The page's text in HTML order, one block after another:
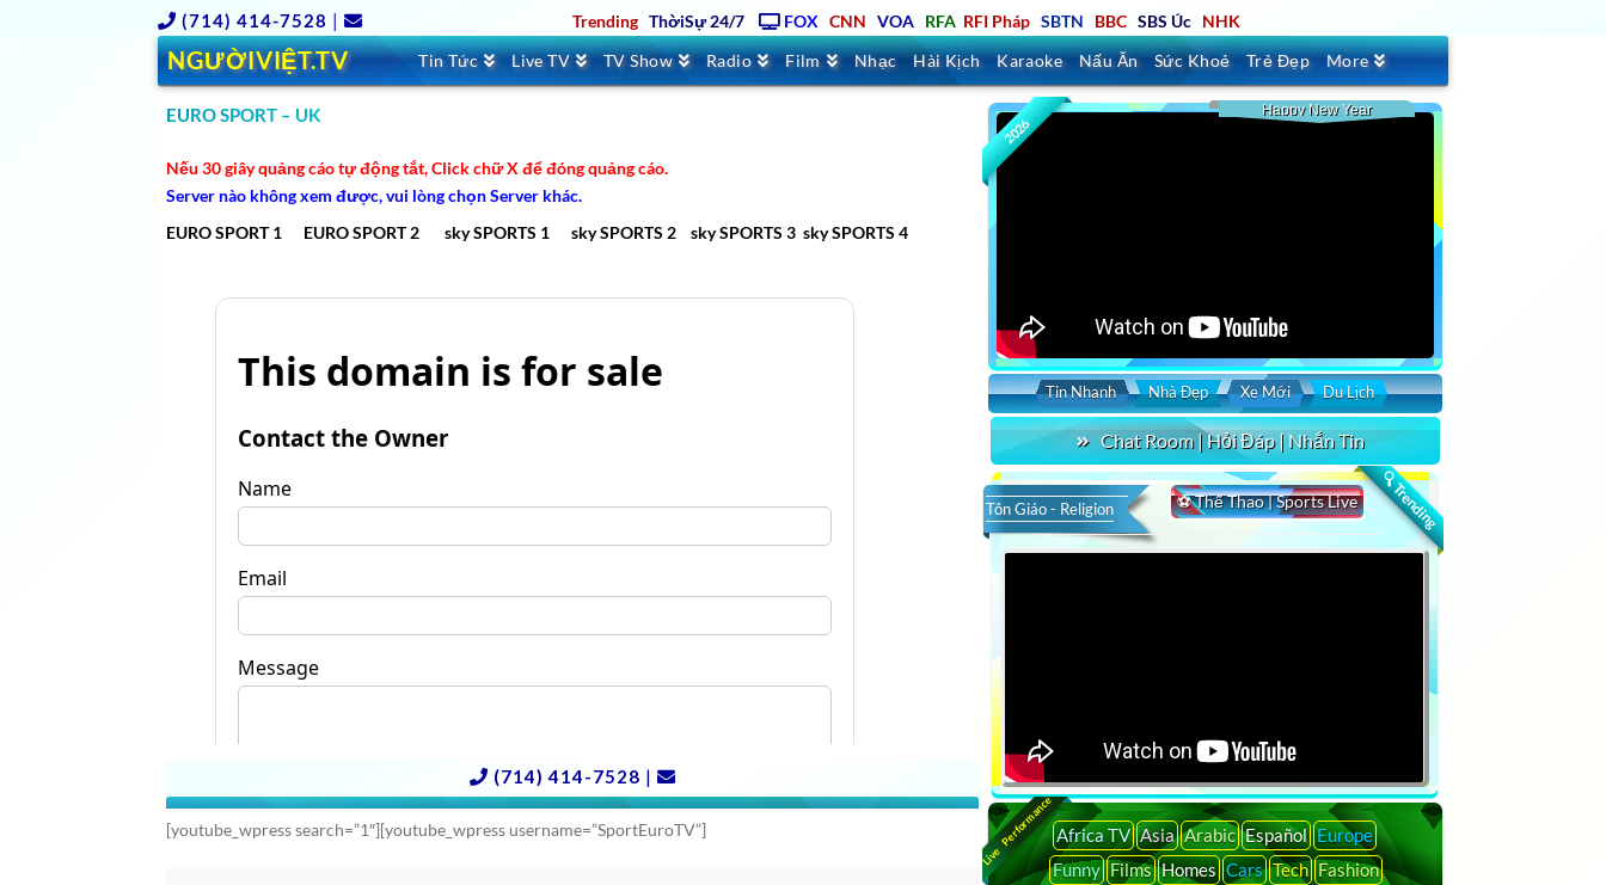
(714) 414-7528 | Trending ThờiSự 24/7 FOX CNN VOA RFA RFI Pháp SBTN BBC SBS Úc NHK
NGƯỜIVIỆT.TV Tin Tức Live TV TV Show Radio Film Nhạc Hài Kịch Karaoke Nấu Ăn Sức Khoẻ Trẻ Đẹp More
EURO SPORT – UK
Nếu 30 giây quảng cáo tự động tắt, Click chữ X để đóng quảng cáo.
Server nào không xem được, vui lòng chọn Server khác.
EURO SPORT 1
EURO SPORT 2 sky SPORTS 1 sky SPORTS 2 sky SPORTS 3 sky SPORTS 4
[youtube_wpress search=”1″][youtube_wpress username=”SportEuroTV”]
2026
Happy New Year
Tin Nhanh Nhà Đẹp Xe Mới Du Lịch
Chat Room | Hỏi Đáp | Nhắn Tin
🔍 Trending
⚽ Thể Thao | Sports Live
Tôn Giáo - Religion
Live PerformanceAfrica TV Asia Arabic Español Europe
Funny Films Homes Cars Tech Fashion